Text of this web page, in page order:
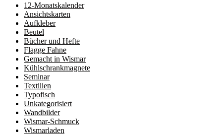
12-Monatskalender
Ansichtskarten
Aufkleber
Beutel
Bücher und Hefte
Flagge Fahne
Gemacht in Wismar
Kühlschrankmagnete
Seminar
Textilien
Typofisch
Unkategorisiert
Wandbilder
Wismar-Schmuck
Wismarladen